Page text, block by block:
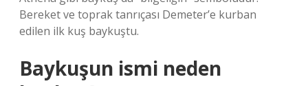
Bereket ve toprak tanrıçası Demeter’e kurban
edilen ilk kuş baykuştu.
Baykuşun ismi neden